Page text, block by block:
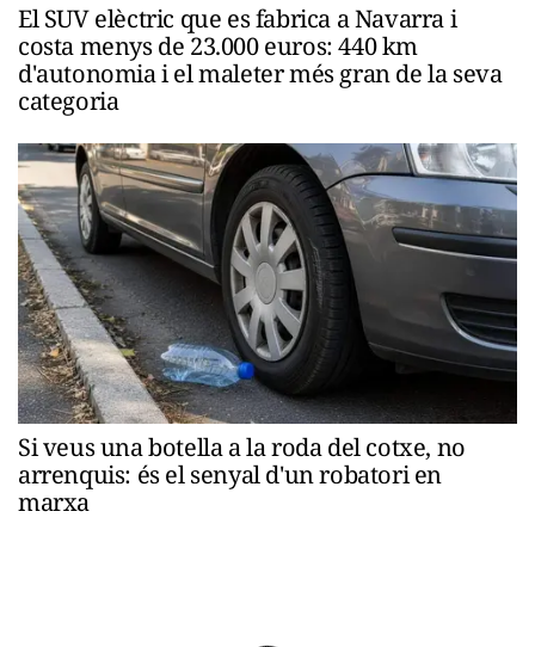
El SUV elèctric que es fabrica a Navarra i
costa menys de 23.000 euros: 440 km
d'autonomia i el maleter més gran de la seva
categoria
Si veus una botella a la roda del cotxe, no
arrenquis: és el senyal d'un robatori en
marxa